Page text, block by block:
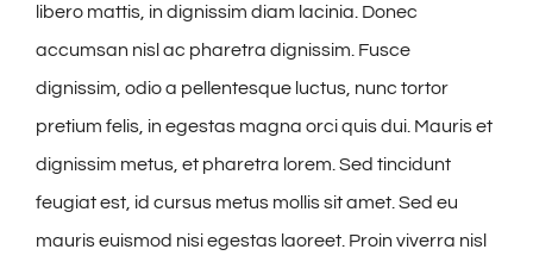
libero mattis, in dignissim diam lacinia. Donec
accumsan nisl ac pharetra dignissim. Fusce
dignissim, odio a pellentesque luctus, nunc tortor
pretium felis, in egestas magna orci quis dui. Mauris et
dignissim metus, et pharetra lorem. Sed tincidunt
feugiat est, id cursus metus mollis sit amet. Sed eu
mauris euismod nisi egestas laoreet. Proin viverra nisl